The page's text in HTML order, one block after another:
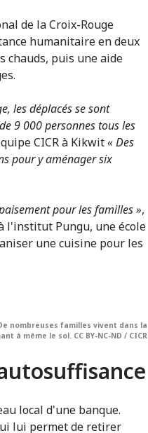
de la Croix-Rouge
humanitaire en deux
chauds, puis une aide
les déplacés se sont
9 000 personnes tous les
CICR à Kikwit« Des
pour y aménager six
pour les familles »,
l'institut Pungu, une école
une cuisine pour les
nombreuses familles vivent dans la
à même le sol. CC BY-NC-ND / CICR
local d'une banque.
lui permet de retirer